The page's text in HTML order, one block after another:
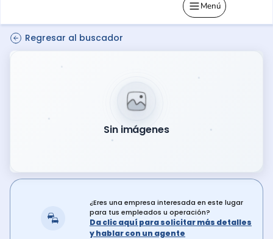
Menú
Regresar al buscador
Sin imágenes
¿Eres una empresa interesada en este lugar
para tus empleados u operación?
Da clic aquí para solicitar más detalles
y hablar con un agente